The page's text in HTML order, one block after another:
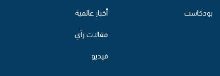
بودكاست
أخبار عالمية
مقالات رأي
فيديو